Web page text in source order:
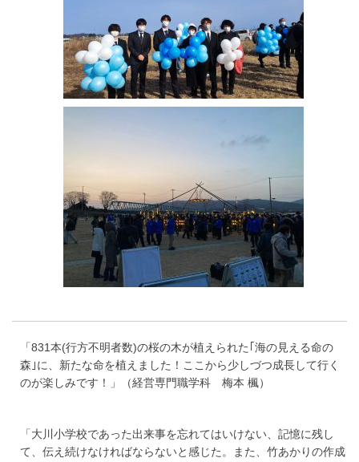
「831本(行方不明者数)の桜の木が植えられた｢海の見える命の
森｣に、新たな命を植えました！ここから少しづつ成長して行く
のが楽しみです！」（経営専門職学科 梅本 楓）
「大川小学校であった出来事を忘れてはいけない、記憶に残し
て、伝え続けなければならないと感じた。また、竹あかりの作成